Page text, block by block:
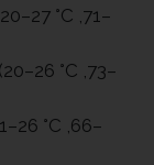
°C ,71–
°C ,73–
°C ,66–